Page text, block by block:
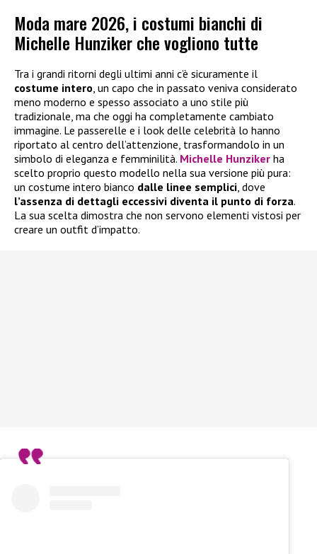
Moda mare 2026, i costumi bianchi di
Michelle Hunziker che vogliono tutte
Tra i grandi ritorni degli ultimi anni c’è sicuramente il
costume intero, un capo che in passato veniva considerato
meno moderno e spesso associato a uno stile più
tradizionale, ma che oggi ha completamente cambiato
immagine. Le passerelle e i look delle celebrità lo hanno
riportato al centro dell’attenzione, trasformandolo in un
simbolo di eleganza e femminilità. Michelle Hunziker ha
scelto proprio questo modello nella sua versione più pura:
un costume intero bianco dalle linee semplici, dove
l’assenza di dettagli eccessivi diventa il punto di forza.
La sua scelta dimostra che non servono elementi vistosi per
creare un outfit d’impatto.